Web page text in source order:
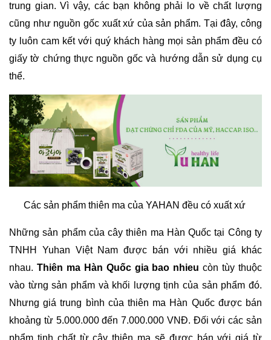
trung gian. Vì vậy, các bạn không phải lo về chất lượng
cũng như nguồn gốc xuất xứ của sản phẩm. Tại đây, công
ty luôn cam kết với quý khách hàng mọi sản phẩm đều có
giấy tờ chứng thực nguồn gốc và hướng dẫn sử dụng cụ
thể.
Các sản phẩm thiên ma của YAHAN đều có xuất xứ
Những sản phẩm của cây thiên ma Hàn Quốc tại Công ty
TNHH Yuhan Việt Nam được bán với nhiều giá khác
nhau. Thiên ma Hàn Quốc gia bao nhieu còn tùy thuộc
vào từng sản phẩm và khối lượng tịnh của sản phẩm đó.
Nhưng giá trung bình của thiên ma Hàn Quốc được bán
khoảng từ 5.000.000 đến 7.000.000 VNĐ. Đối với các sản